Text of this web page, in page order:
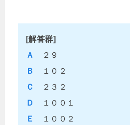
[解答群]
Ａ
２９
Ｂ
１０２
Ｃ
２３２
Ｄ
１００１
Ｅ
１００２